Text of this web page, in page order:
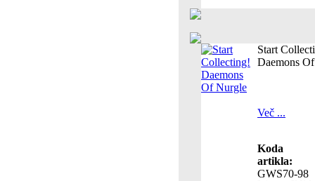
Start
Daemons
Več ...
Koda
artikla:
GWS70-98